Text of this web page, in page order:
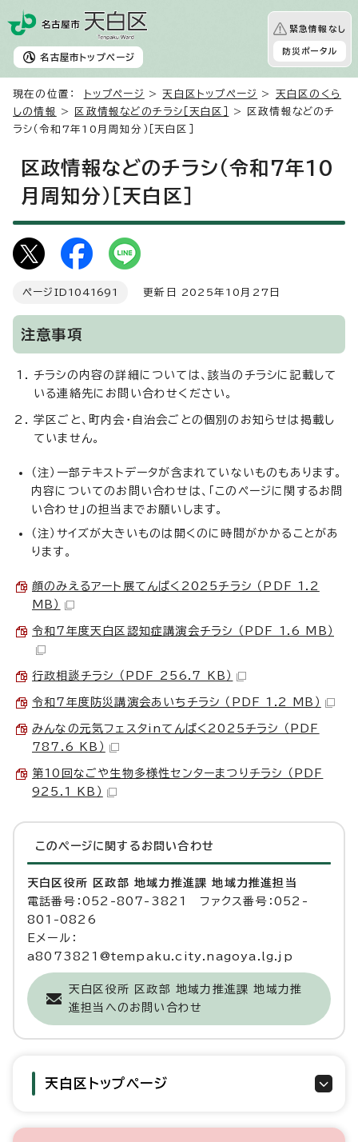
名古屋市 トップページ
緊急情報なし
防災ポータル
現在の位置： トップページ >天白区トップページ > 天白区のくら
しの情報
> 区政情報などのチラシ［天白区］
> 区政情報などのチ
ラシ（令和7年10月周知分）［天白区］
区政情報などのチラシ（令和7年10
月周知分）［天白区］
ページID 1041691 更新日 2025年10月27日
注意事項
チラシの内容の詳細については、該当のチラシに記載して
いる連絡先にお問い合わせください。
学区ごと、町内会・自治会ごとの個別のお知らせは掲載し
ていません。
（注）一部テキストデータが含まれていないものもあります。
内容についてのお問い合わせは、「このページに関するお問
い合わせ」の担当までお願いします。
（注）サイズが大きいものは開くのに時間がかかることがあ
ります。
顔のみえるアート展てんぱく2025チラシ （PDF 1.2
MB）
令和7年度天白区認知症講演会チラシ （PDF 1.6 MB）
行政相談チラシ （PDF 256.7 KB）
令和7年度防災講演会あいちチラシ （PDF 1.2 MB）
みんなの元気フェスタinてんぱく2025チラシ （PDF
787.6 KB）
第10回なごや生物多様性センターまつりチラシ （PDF
925.1 KB）
このページに関する お問い合わせ
天白区役所 区政部 地域力推進課 地域力推進担当
電話番号：052-807-3821 ファクス番号：052-
801-0826
Eメール：
a8073821@tempaku.city.nagoya.lg.jp
天白区役所 区政部 地域力推進課 地域力推
進担当へのお問い合わせ
天白区トップページ